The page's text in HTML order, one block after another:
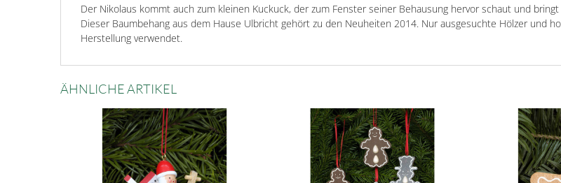
Der Nikolaus kommt auch zum kleinen Kuckuck, der zum Fenster seiner Behausung hervor schaut und
Dieser Baumbehang aus dem Hause Ulbricht gehört zu den Neuheiten 2014. Nur ausgesuchte Hölzer und
Herstellung verwendet.
ÄHNLICHE ARTIKEL